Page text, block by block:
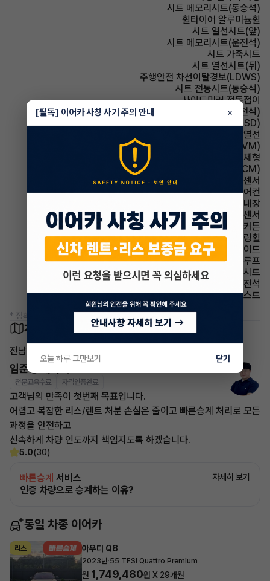
시트 메모리시트(동승석)
휠타이어 알루미늄휠
시트 열선시트(앞)
시트 메모리시트(운전석)
시트 가죽시트
시트 열선시트(뒤)
주행안전 차선이탈경보(LDWS)
시트 전동시트(동승석)
사이드미러 전동접이
시트 전동시트(운전석)
주행안전 후측방경보시스템(BSD)
사이드미러 열선
주차보조 어라운드뷰(AVM)
사이드미러 방향지시등 일체형
룸미러 전자식 룸미러(ECM)
주차보조 전방감지센서
에어컨 풀오토에어컨
스티어링휠 열선내장
주차보조 후방감지센서
에어백 커튼
스티어링휠 가죽스티어링휠
에어백 사이드
썬루프 파노라마썬루프
시트 안마시트
에어백 운전석
헤드램프 하이빔 어시스트
* 정확한 정보는 판매자와 반드시 확인하시기 바랍니다.
차량 위치
전남 목포시
임준영 매니저
전문교육수료 자격인증완료
고객님의 만족이 첫번째 목표입니다.
어렵고 복잡한 리스/렌트 처분 손실은 줄이고 빠른승계 처리로 모든
과정을 안전하고
신속하게 차량 인도까지 책임지도록 하겠습니다.
5.0(30)
빠른승계 서비스
인증 차량으로 승계하는 이유?
자세히 보기
동일 차종 이어카
리스 아우디 Q8
2023년·55 TFSI Quattro Premium
월 1,749,480원 X 29개월
[필독] 이어카 사칭 사기 주의 안내 ×
오늘 하루 그만보기 닫기